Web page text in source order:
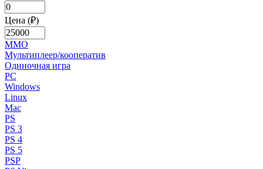
Цена (₽)
MMO
Мультиплеер/кооператив
Одиночная игра
PC
Windows
Linux
Mac
PS
PS 3
PS 4
PS 5
PSP